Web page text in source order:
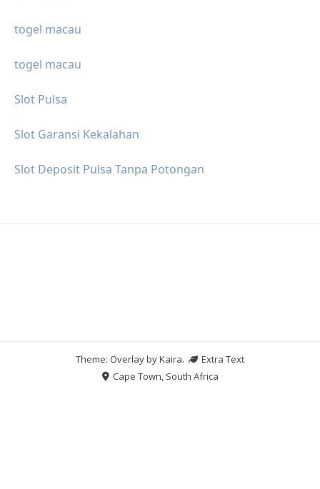
togel macau
togel macau
Slot Pulsa
Slot Garansi Kekalahan
Slot Deposit Pulsa Tanpa Potongan
Theme: Overlay byKaira.
Extra Text
Cape Town, South Africa